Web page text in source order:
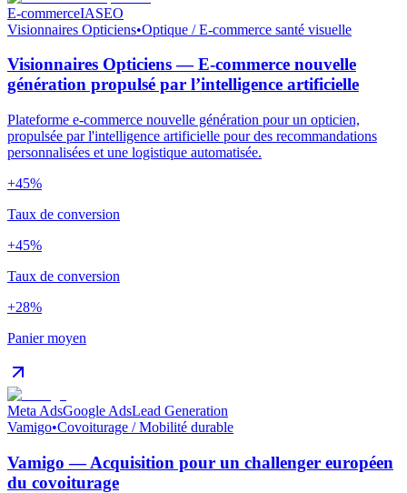
E-commerceIASEO
Visionnaires Opticiens•Optique / E-commerce santé visuelle
Visionnaires Opticiens — E-commerce nouvelle
génération propulsé par l’intelligence artificielle
Plateforme e-commerce nouvelle génération pour un opticien,
propulsée par l'intelligence artificielle pour des recommandations
personnalisées et une logistique automatisée.
+45%
Taux de conversion
+45%
Taux de conversion
+28%
Panier moyen
Meta AdsGoogle AdsLead Generation
Vamigo•Covoiturage / Mobilité durable
Vamigo — Acquisition pour un challenger européen
du covoiturage